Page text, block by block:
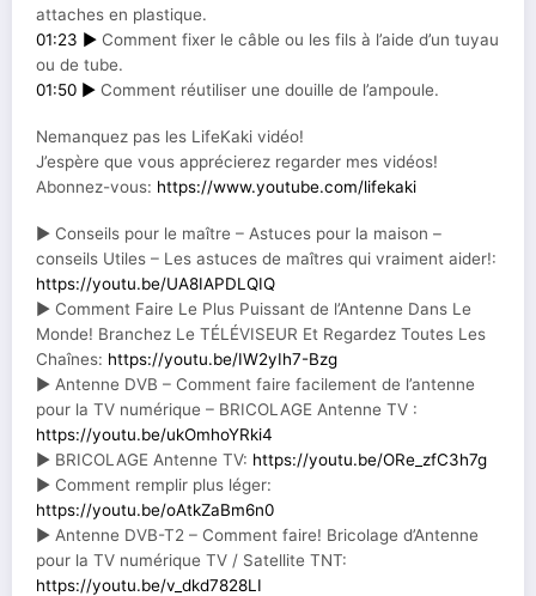
attaches en plastique.
01:23 ► Comment fixer le câble ou les fils à l’aide d’un tuyau
ou de tube.
01:50 ► Comment réutiliser une douille de l’ampoule.
Nemanquez pas les LifeKaki vidéo!
J’espère que vous apprécierez regarder mes vidéos!
Abonnez-vous: https://www.youtube.com/lifekaki
► Conseils pour le maître – Astuces pour la maison –
conseils Utiles – Les astuces de maîtres qui vraiment aider!:
https://youtu.be/UA8IAPDLQIQ
► Comment Faire Le Plus Puissant de l’Antenne Dans Le
Monde! Branchez Le TÉLÉVISEUR Et Regardez Toutes Les
Chaînes: https://youtu.be/IW2yIh7-Bzg
► Antenne DVB – Comment faire facilement de l’antenne
pour la TV numérique – BRICOLAGE Antenne TV :
https://youtu.be/ukOmhoYRki4
► BRICOLAGE Antenne TV: https://youtu.be/ORe_zfC3h7g
► Comment remplir plus léger:
https://youtu.be/oAtkZaBm6n0
► Antenne DVB-T2 – Comment faire! Bricolage d’Antenne
pour la TV numérique TV / Satellite TNT:
https://youtu.be/v_dkd7828LI